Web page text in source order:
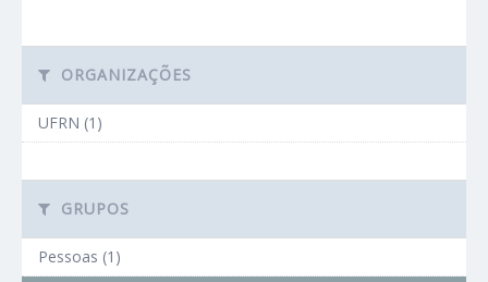
ORGANIZAÇÕES
UFRN (1)
GRUPOS
Pessoas (1)